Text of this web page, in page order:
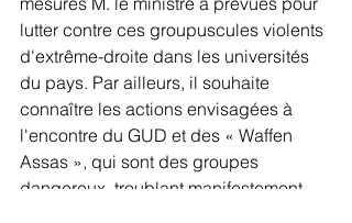
lutter contre ces groupuscules violents
d'extrême-droite dans les universités
du pays. Par ailleurs, il souhaite
connaître les actions envisagées à
l'encontre du GUD et des « Waffen
Assas », qui sont des groupes
dangereux, troublant manifestement